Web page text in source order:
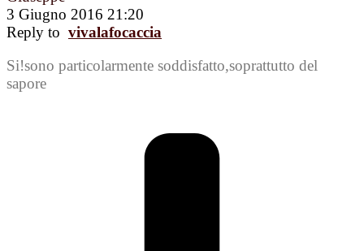
3 Giugno 2016 21:20
Reply to vivalafocaccia
Si!sono particolarmente soddisfatto,soprattutto del
sapore